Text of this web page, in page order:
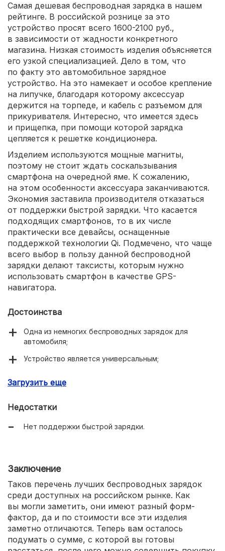
Самая дешевая беспроводная зарядка в нашем
рейтинге. В российской рознице за это
устройство просят всего 1600-2100 руб.,
в зависимости от жадности конкретного
магазина. Низкая стоимость изделия объясняется
его узкой специализацией. Дело в том, что
по факту это автомобильное зарядное
устройство. На это намекает и особое крепление
на липучке, благодаря которому аксессуар
держится на торпеде, и кабель с разъемом для
прикуривателя. Интересно, что имеется здесь
и прищепка, при помощи которой зарядка
цепляется к решетке кондиционера.
Изделием используются мощные магниты,
поэтому не стоит ждать соскальзывания
смартфона на очередной яме. К сожалению,
на этом особенности аксессуара заканчиваются.
Экономия заставила производителя отказаться
от поддержки быстрой зарядки. Что касается
подходящих смартфонов, то в их числе
практически все девайсы, оснащенные
поддержкой технологии Qi. Подмечено, что чаще
всего выбор в пользу данной беспроводной
зарядки делают таксисты, которым нужно
использовать смартфон в качестве GPS-
навигатора.
Достоинства
Одна из немногих беспроводных зарядок для
автомобиля;
Устройство является универсальным;
Надежная конструкция;
Пара креплений в комплекте;
но и поворачивается.
Загрузить еще
Недостатки
Нет поддержки быстрой зарядки.
Заключение
Таков перечень лучших беспроводных зарядок
среди доступных на российском рынке. Как
вы могли заметить, они имеют разный форм-
фактор, да и по стоимости все эти изделия
заметно отличаются. Теперь вам осталось
подумать о сумме, с которой вы готовы